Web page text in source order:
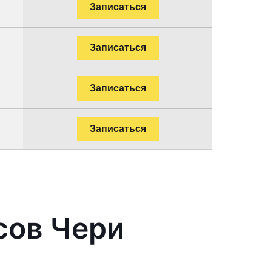
Записаться
Записаться
Записаться
Записаться
Чери